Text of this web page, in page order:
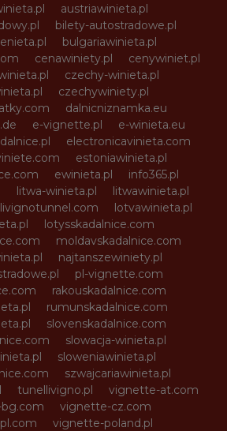
austriawinieta.pl
bilety-autostradowe.pl
bulgariawinieta.pl
cenawiniety.pl
cenywiniet.pl
czechy-winieta.pl
czechywiniety.pl
dalnicniznamka.eu
e-vignette.pl
e-winieta.eu
electronicavinieta.com
estoniawinieta.pl
ewinieta.pl
info365.pl
litwa-winieta.pl
litwawinieta.pl
livignotunnel.com
lotvawinieta.pl
lotysskadalnice.com
moldavskadalnice.com
najtanszewiniety.pl
pl-vignette.com
rakouskadalnice.com
rumunskadalnice.com
slovenskadalnice.com
slowacja-winieta.pl
sloweniawinieta.pl
szwajcariawinieta.pl
tunellivigno.pl
vignette-at.com
vignette-cz.com
vignette-poland.pl